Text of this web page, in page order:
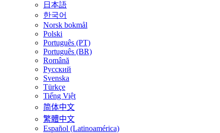
日本語
한국어
Norsk bokmål
Polski
Português (PT)
Português (BR)
Română
Русский
Svenska
Türkçe
Tiếng Việt
简体中文
繁體中文
Español (Latinoamérica)